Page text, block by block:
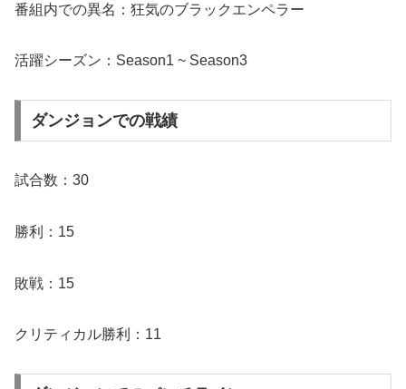
番組内での異名：狂気のブラックエンペラー
活躍シーズン：Season1 ~ Season3
ダンジョンでの戦績
試合数：30
勝利：15
敗戦：15
クリティカル勝利：11